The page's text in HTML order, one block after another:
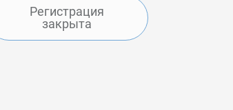
Регистрация
закрыта